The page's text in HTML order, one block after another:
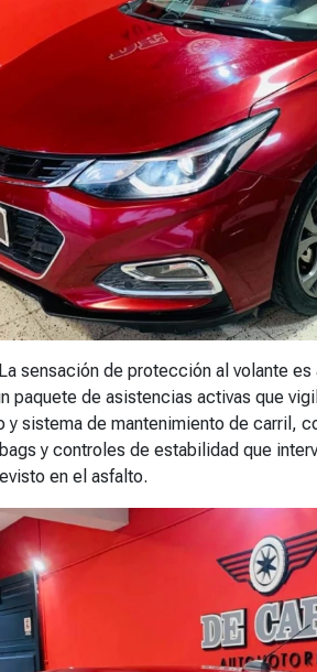
La sensación de protección al volante
paquete de asistencias activas que
y sistema de mantenimiento de carril,
y controles de estabilidad que
en el asfalto.